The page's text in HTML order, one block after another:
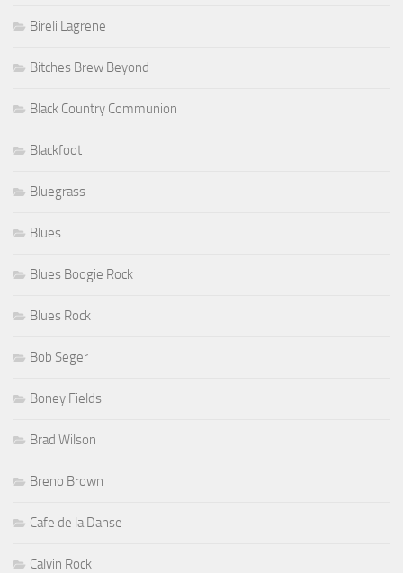
Bireli Lagrene
Bitches Brew Beyond
Black Country Communion
Blackfoot
Bluegrass
Blues
Blues Boogie Rock
Blues Rock
Bob Seger
Boney Fields
Brad Wilson
Breno Brown
Cafe de la Danse
Calvin Rock